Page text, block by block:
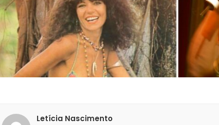
Letícia Nascimento